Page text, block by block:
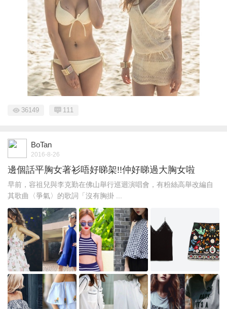
36149 111
BoTan
2016-8-26
邊個話平胸女著衫唔好睇架!!仲好睇過大胸女啦
早前，容祖兒與李克勤在佛山舉行巡迴演唱會，有粉絲高舉改編自
其歌曲〈爭氣〉的歌詞「沒有胸掛 ...